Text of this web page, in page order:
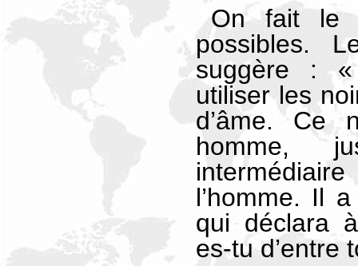
On fait le
possibles.
suggère :
utiliser les
d’âme. Ce
homme,
l’homme. Il
qui déclara
es-tu d’entre